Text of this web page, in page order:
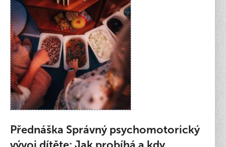
Přednáška Správný psychomotorický